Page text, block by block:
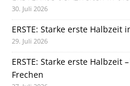
30. Juli 2026
ERSTE: Starke erste Halbzeit
29. Juli 2026
ERSTE: Starke erste Halbzeit
Frechen